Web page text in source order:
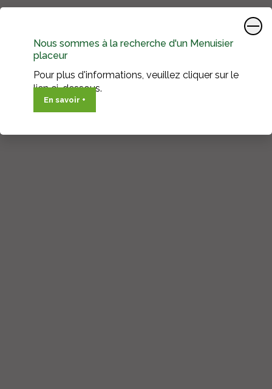
Nous sommes à la recherche d'un Menuisier
placeur
Pour plus d'informations, veuillez cliquer sur le
lien ci-dessous.
En savoir +